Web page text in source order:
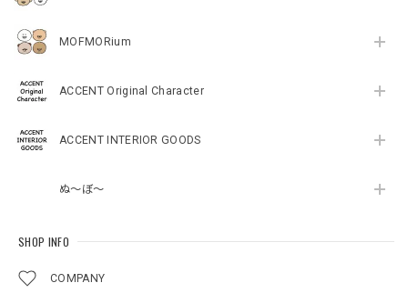
MOFMORium
ACCENT Original Character
ACCENT INTERIOR GOODS
ぬ～ぼ～
SHOP INFO
COMPANY